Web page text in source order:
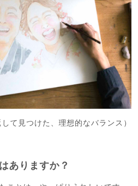
して見つけた、理想的なバランス）
ありますか？